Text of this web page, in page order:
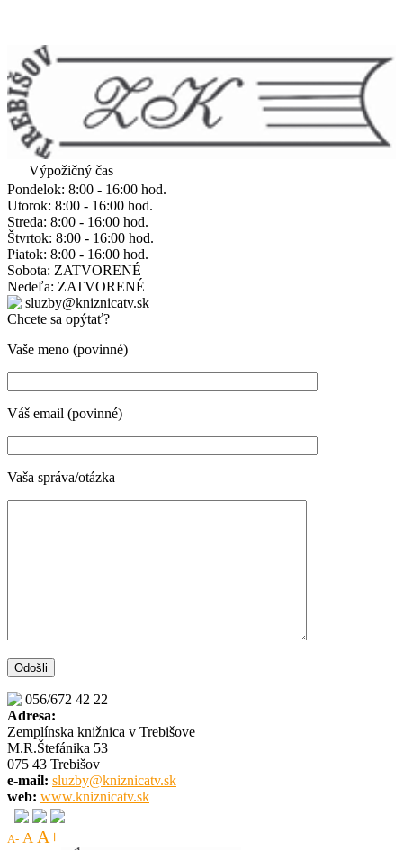
Výpožičný čas
Pondelok: 8:00 - 16:00 hod.
Utorok: 8:00 - 16:00 hod.
Streda: 8:00 - 16:00 hod.
Štvrtok: 8:00 - 16:00 hod.
Piatok: 8:00 - 16:00 hod.
Sobota: ZATVORENÉ
Nedeľa: ZATVORENÉ
sluzby@kniznicatv.sk
Chcete sa opýtať?
Vaše meno (povinné)
Váš email (povinné)
Vaša správa/otázka
056/672 42 22
Adresa:
Zemplínska knižnica v Trebišove
M.R.Štefánika 53
075 43 Trebišov
e-mail: sluzby@kniznicatv.sk
web: www.kniznicatv.sk
A- A A+